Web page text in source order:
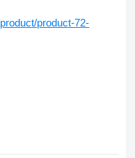
product-72-